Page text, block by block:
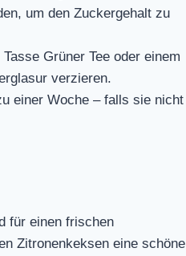
um den Zuckergehalt zu
Grüner Tee oder einem
verzieren.
einer Woche – falls sie nicht
für einen frischen
Zitronenkeksen eine schöne